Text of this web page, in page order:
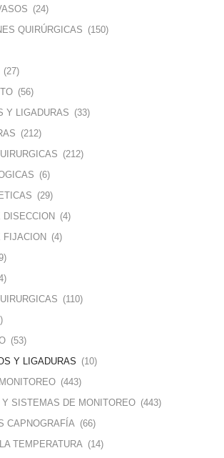
(24)
QUIRÚRGICAS (150)
(27)
(56)
Y LIGADURAS (33)
(212)
(212)
(6)
(29)
DISECCION (4)
FIJACION (4)
(110)
(53)
Y LIGADURAS (10)
(443)
Y SISTEMAS DE MONITOREO (443)
CAPNOGRAFÍA (66)
TEMPERATURA (14)